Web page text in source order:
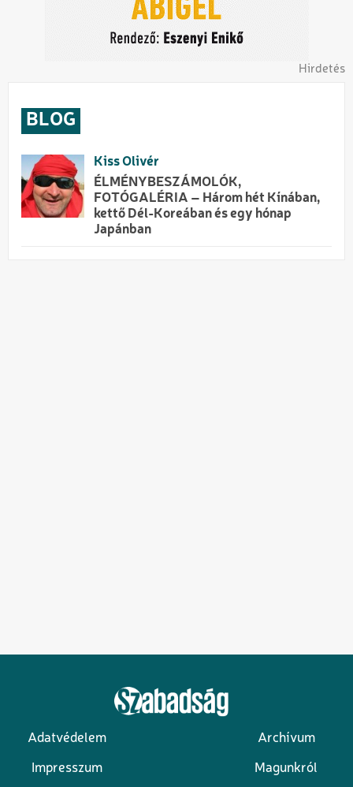
Hirdetés
BLOG
Kiss Olivér
ÉLMÉNYBESZÁMOLÓK,
FOTÓGALÉRIA – Három hét Kínában,
kettő Dél-Koreában és egy hónap
Japánban
Lábléc
Adatvédelem Archívum
Impresszum Magunkról